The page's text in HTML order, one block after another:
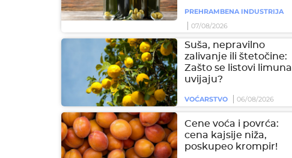
PREHRAMBENA INDUSTRIJA
07/08/2026
Suša, nepravilno
zalivanje ili štetočine:
Zašto se listovi limuna
uvijaju?
VOĆARSTVO 06/08/2026
Cene voća i povrća:
cena kajsije niža,
poskupeo krompir!